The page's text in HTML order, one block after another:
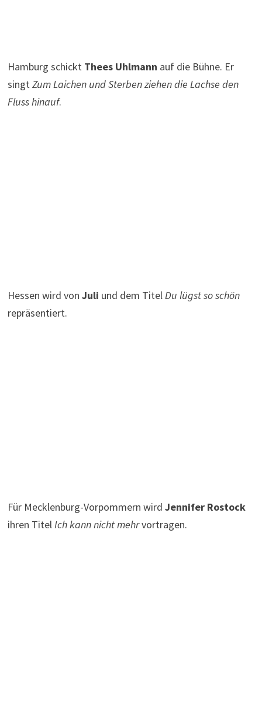
Hamburg schickt Thees Uhlmann auf die Bühne. Er
singtZum Laichen und Sterben ziehen die Lachse den
Fluss hinauf.
Hessen wird von Juli und dem TitelDu lügst so schön
repräsentiert.
Für Mecklenburg-Vorpommern wird Jennifer Rostock
ihren TitelIch kann nicht mehrvortragen.